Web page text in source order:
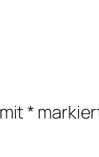
*